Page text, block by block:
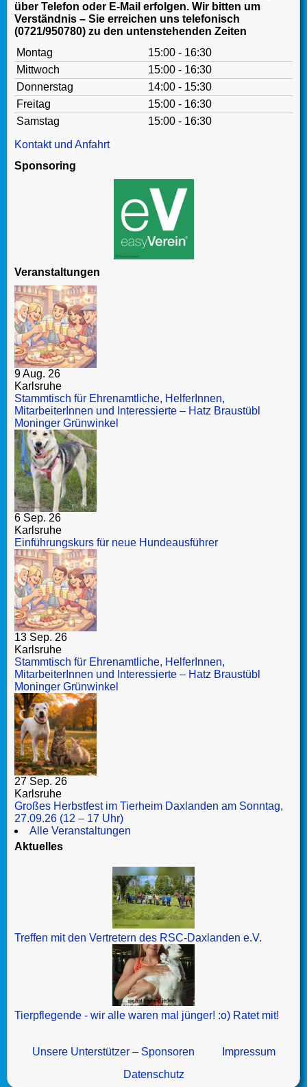
über Telefon oder E-Mail erfolgen. Wir bitten um
Verständnis – Sie erreichen uns telefonisch
(0721/950780) zu den untenstehenden Zeiten
Montag
15:00 - 16:30
Mittwoch
15:00 - 16:30
Donnerstag
14:00 - 15:30
Freitag
15:00 - 16:30
Samstag
15:00 - 16:30
Kontakt und Anfahrt
Sponsoring
Veranstaltungen
9 Aug. 26
Karlsruhe
Stammtisch für Ehrenamtliche, HelferInnen,
MitarbeiterInnen und Interessierte – Hatz Braustübl
Moninger Grünwinkel
6 Sep. 26
Karlsruhe
Einführungskurs für neue Hundeausführer
13 Sep. 26
Karlsruhe
Stammtisch für Ehrenamtliche, HelferInnen,
MitarbeiterInnen und Interessierte – Hatz Braustübl
Moninger Grünwinkel
27 Sep. 26
Karlsruhe
Großes Herbstfest im Tierheim Daxlanden am Sonntag,
27.09.26 (12 – 17 Uhr)
Alle Veranstaltungen
Aktuelles
Treffen mit den Vertretern des RSC-Daxlanden e.V.
Tierpflegende - wir alle waren mal jünger! :o) Ratet mit!
Unsere Unterstützer – Sponsoren
Impressum
Datenschutz